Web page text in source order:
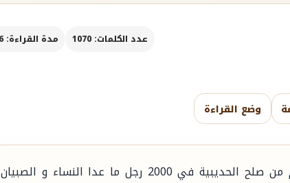
عدد الكلمات: 1070 مدة القراءة: 6 د
وضع القراءة
خرج النبي صلّ الله عليه وسلم بعد عامٍ من صلح الحديبية في 2000 رجل ما عدا النساء و الصبيان